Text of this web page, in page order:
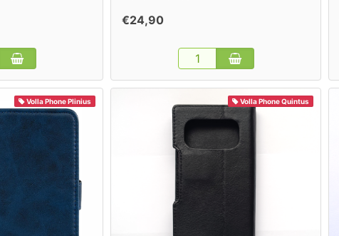
€24,90
Volla Phone Plinius Volla Phone Quintus